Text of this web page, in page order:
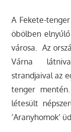
A Fekete-
öbölben
városa. Az
Várna
strandjaival az
tenger
létesült
’Aranyhomok’